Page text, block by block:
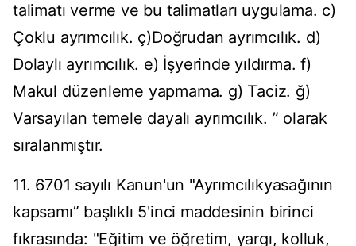
talimatı verme ve bu talimatları uygulama. c)
Çoklu ayrımcılık. ç)Doğrudan ayrımcılık. d)
Dolaylı ayrımcılık. e) İşyerinde yıldırma. f)
Makul düzenleme yapmama. g) Taciz. ğ)
Varsayılan temele dayalı ayrımcılık. ” olarak
sıralanmıştır.
11. 6701 sayılı Kanun'un "Ayrımcılıkyasağının
kapsamı” başlıklı 5'inci maddesinin birinci
fıkrasında: "Eğitim ve öğretim, yargı, kolluk,